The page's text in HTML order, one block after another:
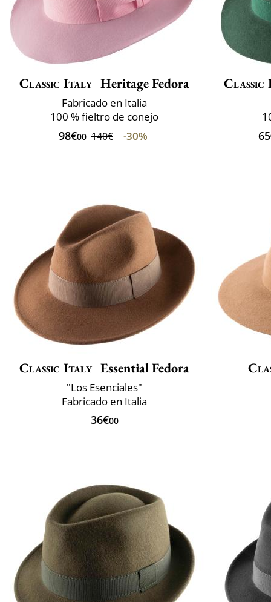
Classic Italy Heritage Fedora
Fabricado en Italia
100 % fieltro de conejo
98€00 140€ -30%
Classic Italy Essential Fedora
"Los Esenciales"
Fabricado en Italia
36€00